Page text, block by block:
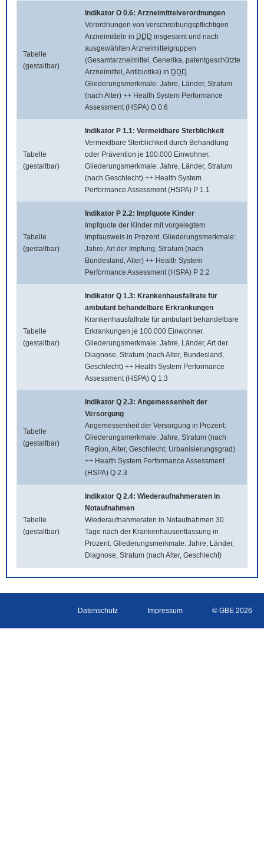
Tabelle
(gestaltbar)
Indikator O 0.6: Arzneimittelverordnungen
Verordnungen von verschreibungspflichtigen
Arzneimitteln in DDD insgesamt und nach
ausgewählten Arzneimittelgruppen
(Gesamtarzneimittel, Generika, patentgeschützte
Arzneimittel, Antibiotika) in DDD.
Gliederungsmerkmale: Jahre, Länder, Stratum
(nach Alter) ++ Health System Performance
Assessment (HSPA) O 0.6
Tabelle
(gestaltbar)
Indikator P 1.1: Vermeidbare Sterblichkeit
Vermeidbare Sterblichkeit durch Behandlung
oder Prävention je 100.000 Einwohner.
Gliederungsmerkmale: Jahre, Länder, Stratum
(nach Geschlecht) ++ Health System
Performance Assessment (HSPA) P 1.1
Tabelle
(gestaltbar)
Indikator P 2.2: Impfquote Kinder
Impfquote der Kinder mit vorgelegtem
Impfausweis in Prozent. Gliederungsmerkmale:
Jahre, Art der Impfung, Stratum (nach
Bundesland, Alter) ++ Health System
Performance Assessment (HSPA) P 2.2
Tabelle
(gestaltbar)
Indikator Q 1.3: Krankenhausfallrate für
ambulant behandelbare Erkrankungen
Krankenhausfallrate für ambulant behandelbare
Erkrankungen je 100.000 Einwohner.
Gliederungsmerkmale: Jahre, Länder, Art der
Diagnose, Stratum (nach Alter, Bundesland,
Geschlecht) ++ Health System Performance
Assessment (HSPA) Q 1.3
Tabelle
(gestaltbar)
Indikator Q 2.3: Angemessenheit der
Versorgung
Angemessenheit der Versorgung in Prozent:
Gliederungsmerkmale: Jahre, Stratum (nach
Region, Alter, Geschlecht, Urbanisierungsgrad)
++ Health System Performance Assessment
(HSPA) Q 2.3
Tabelle
(gestaltbar)
Indikator Q 2.4: Wiederaufnahmeraten in
Notaufnahmen
Wiederaufnahmeraten in Notaufnahmen 30
Tage nach der Krankenhausentlassung in
Prozent. Gliederungsmerkmale: Jahre, Länder,
Diagnose, Stratum (nach Alter, Geschlecht)
Datenschutz Impressum © GBE 2026